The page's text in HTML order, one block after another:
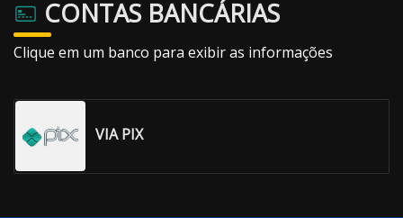
CONTAS BANCÁRIAS
Clique em um banco para exibir as informações
VIA PIX